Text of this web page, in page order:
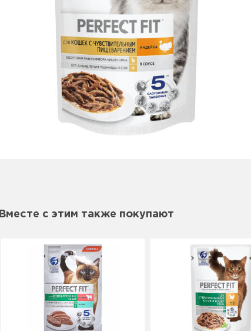
Вместе с этим также покупают